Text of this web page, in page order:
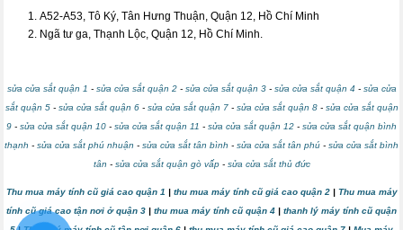
A52-A53, Tô Ký, Tân Hưng Thuận, Quận 12, Hồ Chí Minh
Ngã tư ga, Thạnh Lộc, Quận 12, Hồ Chí Minh.
sửa cửa sắt quận 1 - sửa cửa sắt quận 2- sửa cửa sắt quận 3- sửa cửa sắt quận 4 - sửa cửa
sắt quận 5- sửa cửa sắt quận 6- sửa cửa sắt quận 7- sửa cửa sắt quận 8- sửa cửa sắt quận
9 - sửa cửa sắt quận 10 - sửa cửa sắt quận 11 - sửa cửa sắt quận 12 - sửa cửa sắt quận bình
thạnh - sửa cửa sắt phú nhuận - sửa cửa sắt tân bình - sửa cửa sắt tân phú - sửa cửa sắt bình
tân - sửa cửa sắt quận gò vấp- sửa cửa sắt thủ đức
Thu mua máy tính cũ giá cao quận 1 | thu mua máy tính cũ giá cao quận 2 | Thu mua máy
tính cũ giá cao tận nơi ở quận 3 | thu mua máy tính cũ quận 4 | thanh lý máy tính cũ quận